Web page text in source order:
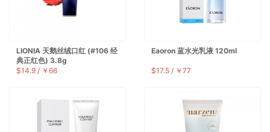
LIONIA 天鹅丝绒口红 (#106 经
典正红色) 3.8g
$14.9 / ￥66
Eaoron 蓝水光乳液 120ml
$17.5 / ￥77